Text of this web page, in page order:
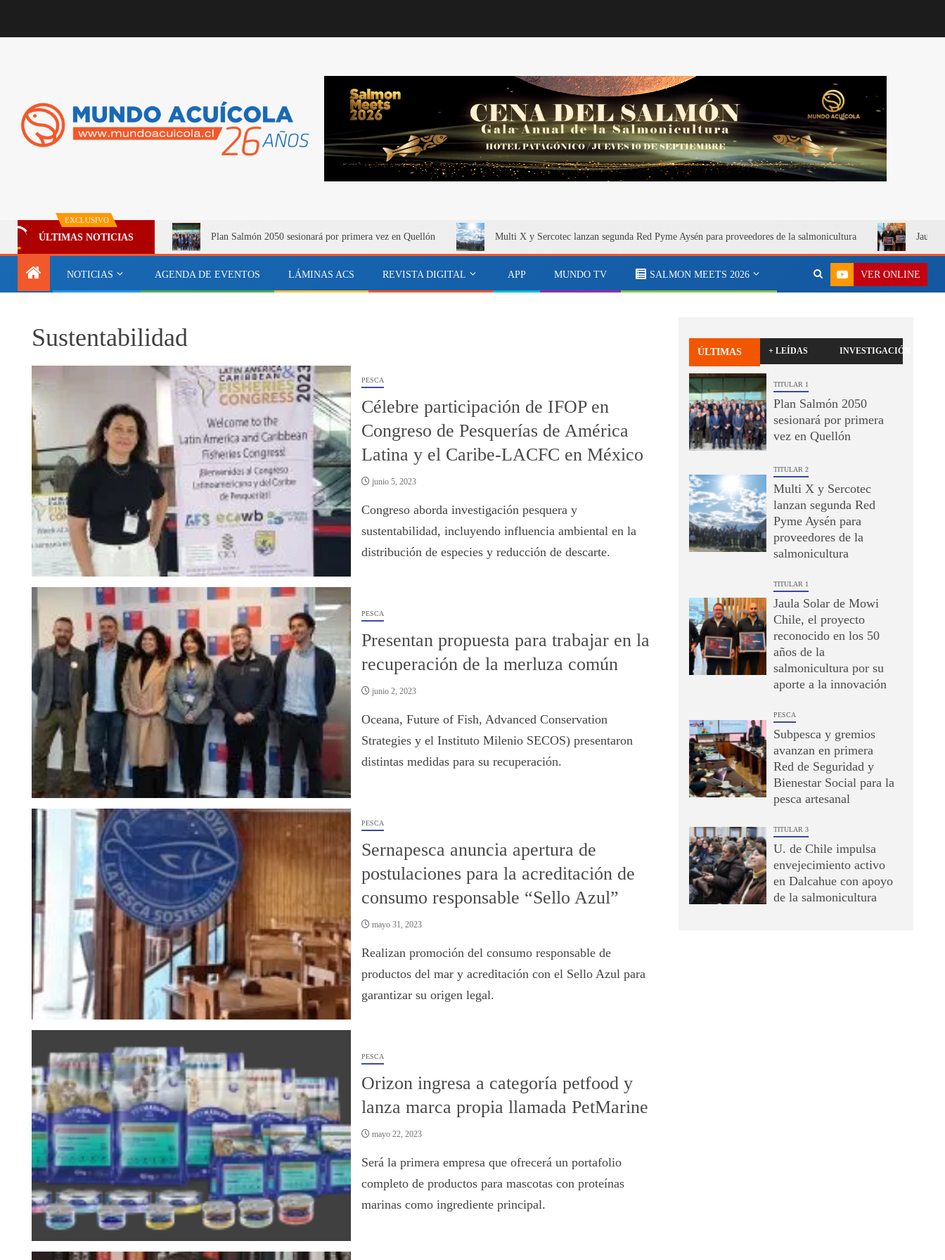
EXCLUSIVO
ÚLTIMAS NOTICIAS Plan Salmón 2050 sesionará por primera vez en Quellón Multi X y Sercotec lanzan segunda Red Pyme Aysén para proveedores de la salmonicultura Jaula
NOTICIAS AGENDA DE EVENTOS LÁMINAS ACS REVISTA DIGITAL APP MUNDO TV SALMON MEETS 2026 VER ONLINE
Sustentabilidad
PESCA
Célebre participación de IFOP en
Congreso de Pesquerías de América
Latina y el Caribe-LACFC en México
junio 5, 2023
Congreso aborda investigación pesquera y
sustentabilidad, incluyendo influencia ambiental en la
distribución de especies y reducción de descarte.
PESCA
Presentan propuesta para trabajar en la
recuperación de la merluza común
junio 2, 2023
Oceana, Future of Fish, Advanced Conservation
Strategies y el Instituto Milenio SECOS) presentaron
distintas medidas para su recuperación.
PESCA
Sernapesca anuncia apertura de
postulaciones para la acreditación de
consumo responsable “Sello Azul”
mayo 31, 2023
Realizan promoción del consumo responsable de
productos del mar y acreditación con el Sello Azul para
garantizar su origen legal.
PESCA
Orizon ingresa a categoría petfood y
lanza marca propia llamada PetMarine
mayo 22, 2023
Será la primera empresa que ofrecerá un portafolio
completo de productos para mascotas con proteínas
marinas como ingrediente principal.
ÚLTIMAS + LEÍDAS INVESTIGACIÓN
TITULAR 1
Plan Salmón 2050
sesionará por primera
vez en Quellón
TITULAR 2
Multi X y Sercotec
lanzan segunda Red
Pyme Aysén para
proveedores de la
salmonicultura
TITULAR 1
Jaula Solar de Mowi
Chile, el proyecto
reconocido en los 50
años de la
salmonicultura por su
aporte a la innovación
PESCA
Subpesca y gremios
avanzan en primera
Red de Seguridad y
Bienestar Social para la
pesca artesanal
TITULAR 3
U. de Chile impulsa
envejecimiento activo
en Dalcahue con apoyo
de la salmonicultura